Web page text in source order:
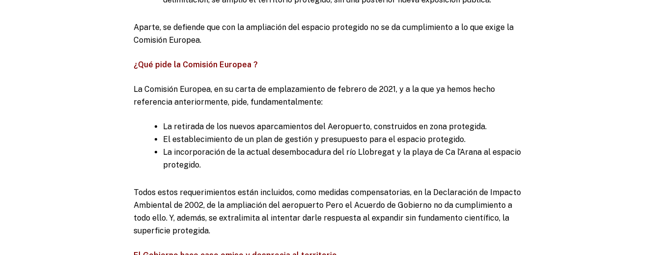
Aparte, se defiende que con la ampliación del espacio protegido no se da cumplimiento a lo que exige la
Comisión Europea.
¿Qué pide la Comisión Europea ?
La Comisión Europea, en su carta de emplazamiento de febrero de 2021, y a la que ya hemos hecho
referencia anteriormente, pide, fundamentalmente:
La retirada de los nuevos aparcamientos del Aeropuerto, construidos en zona protegida.
El establecimiento de un plan de gestión y presupuesto para el espacio protegido.
La incorporación de la actual desembocadura del río Llobregat y la playa de Ca l’Arana al espacio
protegido.
Todos estos requerimientos están incluidos, como medidas compensatorias, en la Declaración de Impacto
Ambiental de 2002, de la ampliación del aeropuerto Pero el Acuerdo de Gobierno no da cumplimiento a
todo ello. Y, además, se extralimita al intentar darle respuesta al expandir sin fundamento científico, la
superficie protegida.